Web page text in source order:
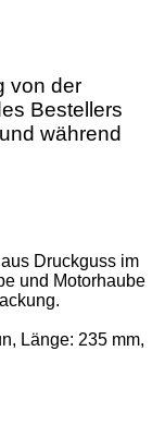
von der
Bestellers
während
Druckguss im
und Motorhaube
Länge: 235 mm,